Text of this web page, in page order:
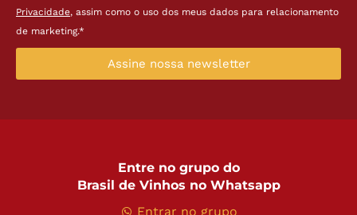
Privacidade, assim como o uso dos meus dados para relacionamento
de marketing.*
Assine nossa newsletter
Entre no grupo do
Brasil de Vinhos no Whatsapp
Entrar no grupo